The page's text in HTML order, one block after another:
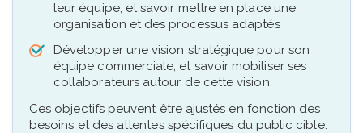
leur équipe, et savoir mettre en place une
organisation et des processus adaptés
Développer une vision stratégique pour son
équipe commerciale, et savoir mobiliser ses
collaborateurs autour de cette vision.
Ces objectifs peuvent être ajustés en fonction des
besoins et des attentes spécifiques du public cible.